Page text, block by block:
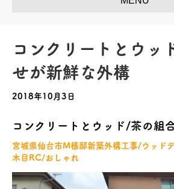
コンクリートとウッ
せが新鮮な外構
2018年10月3日
コンクリートとウッド/茶の組
宮城県仙台市M様邸新築外構工事/ウッド
木目RC/おしゃれ